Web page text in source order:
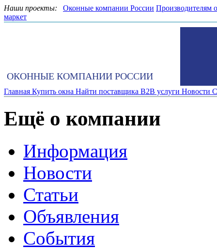
Наши проекты: Оконные компании России Производителям
маркет
ОКОННЫЕ КОМПАНИИ РОССИИ
Главная Купить окна Найти поставщика B2B услуги Новости
Ещё о компании
Информация
Новости
Статьи
Объявления
События